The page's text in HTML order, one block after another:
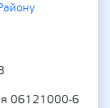
06121000-6